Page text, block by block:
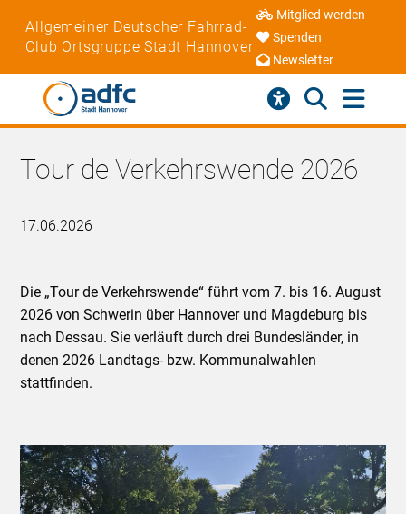
Allgemeiner Deutscher Fahrrad-
Club Ortsgruppe Stadt Hannover
Mitglied werden
Spenden
Newsletter
Tour de Verkehrswende 2026
17.06.2026
Die „Tour de Verkehrswende“ führt vom 7. bis 16. August
2026 von Schwerin über Hannover und Magdeburg bis
nach Dessau. Sie verläuft durch drei Bundesländer, in
denen 2026 Landtags- bzw. Kommunalwahlen
stattfinden.